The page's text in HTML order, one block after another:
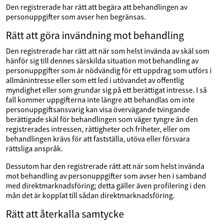
Den registrerade har rätt att begära att behandlingen av
personuppgifter som avser hen begränsas.
Rätt att göra invändning mot behandling
Den registrerade har rätt att när som helst invända av skäl som
hänför sig till dennes särskilda situation mot behandling av
personuppgifter som är nödvändig för ett uppdrag som utförs i
allmänintresse eller som ett led i utövandet av offentlig
myndighet eller som grundar sig på ett berättigat intresse. I så
fall kommer uppgifterna inte längre att behandlas om inte
personuppgiftsansvarig kan visa övervägande tvingande
berättigade skäl för behandlingen som väger tyngre än den
registrerades intressen, rättigheter och friheter, eller om
behandlingen krävs för att fastställa, utöva eller försvara
rättsliga anspråk.
Dessutom har den registrerade rätt att när som helst invända
mot behandling av personuppgifter som avser hen i samband
med direktmarknadsföring; detta gäller även profilering i den
mån det är kopplat till sådan direktmarknadsföring.
Rätt att återkalla samtycke